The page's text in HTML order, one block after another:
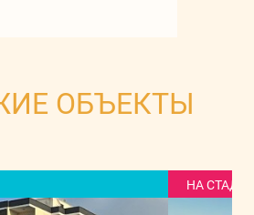
ОБЪЕКТЫ
НА